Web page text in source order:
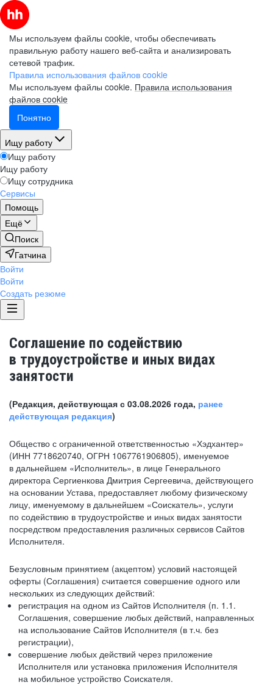
Мы используем файлы cookie, чтобы обеспечивать
правильную работу нашего веб-сайта и анализировать
сетевой трафик.
Правила использования файлов cookie
Мы используем файлы cookie. Правила использования
файлов cookie
Понятно
Ищу работу
Ищу работу
Ищу работу
Ищу сотрудника
Сервисы
Помощь
Ещё
Поиск
Гатчина
Войти
Войти
Создать резюме
Соглашение по содействию
в трудоустройстве и иных видах
занятости
(Редакция, действующая с 03.08.2026 года, ранее
действующая редакция)
Общество с ограниченной ответственностью «Хэдхантер»
(ИНН 7718620740, ОГРН 1067761906805), именуемое
в дальнейшем «Исполнитель», в лице Генерального
директора Сергиенкова Дмитрия Сергеевича, действующего
на основании Устава, предоставляет любому физическому
лицу, именуемому в дальнейшем «Соискатель», услуги
по содействию в трудоустройстве и иных видах занятости
посредством предоставления различных сервисов Сайтов
Исполнителя.
Безусловным принятием (акцептом) условий настоящей
оферты (Соглашения) считается совершение одного или
нескольких из следующих действий:
регистрация на одном из Сайтов Исполнителя (п. 1.1.
Соглашения, совершение любых действий, направленных
на использование Сайтов Исполнителя (в т.ч. без
регистрации),
совершение любых действий через приложение
Исполнителя или установка приложения Исполнителя
на мобильное устройство Соискателя.